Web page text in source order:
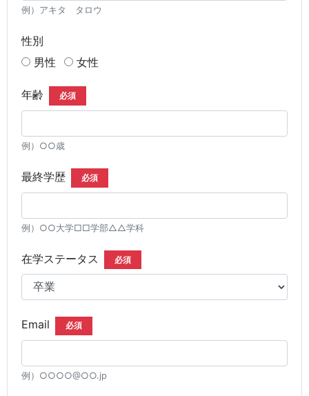
例）アキタ タロウ
性別
男性
女性
年齢 必須
例）○○歳
最終学歴 必須
例）○○大学□□学部△△学科
在学ステータス 必須
Email 必須
例）○○○○@○○.jp